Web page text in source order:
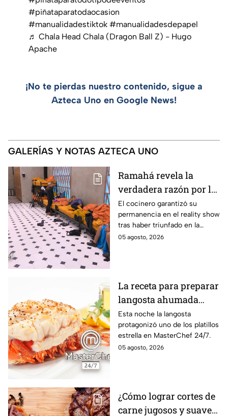
#piñataparatodaocasion
#manualidadestiktok #manualidadesdepapel
♬ Chala Head Chala (Dragon Ball Z) - Hugo
Apache
¡No te pierdas nuestro contenido, sigue a
Azteca Uno en Google News!
GALERÍAS Y NOTAS AZTECA UNO
Ramahá revela la
verdadera razón por la
que subió a Daniela al
balcón de MasterChef
24/7
El cocinero garantizó su
permanencia en el reality show
tras haber triunfado en la
pasada batalla por equipos
05 agosto, 2026
La receta para preparar
langosta ahumada
como en MasterChef
24/7
Esta noche la langosta
protagonizó uno de los platillos
estrella en MasterChef 24/7.
05 agosto, 2026
¿Cómo lograr cortes de
carne jugosos y suaves